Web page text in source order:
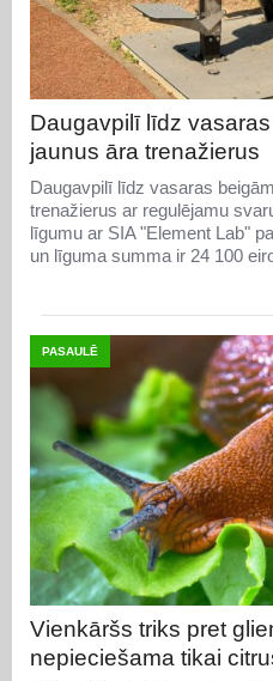
Daugavpilī līdz
jaunus āra trenažierus
Daugavpilī līdz vasaras
trenažierus ar regulējamu
līgumu ar SIA "Element Lab"
un līguma summa ir 24 100
PASAULĒ
Vienkāršs triks pret
nepieciešama tikai